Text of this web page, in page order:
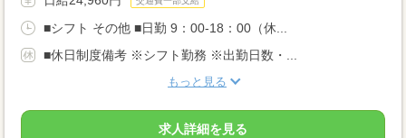
■シフト その他 ■日勤 9：00-18：00（休...
■休日制度備考 ※シフト勤務 ※出勤日数・...
もっと見る
求人詳細を見る